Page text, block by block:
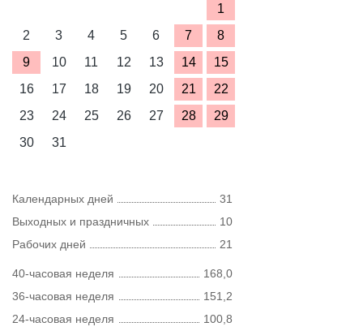
1
2
3 4 5 6 7
8
9
10 11 12 13 14
15
16
17 18 19 20 21
22
23
24 25 26 27 28
29
30
31
Календарных дней
31
Выходных и праздничных
10
Рабочих дней
21
40-часовая неделя
168,0
36-часовая неделя
151,2
24-часовая неделя
100,8